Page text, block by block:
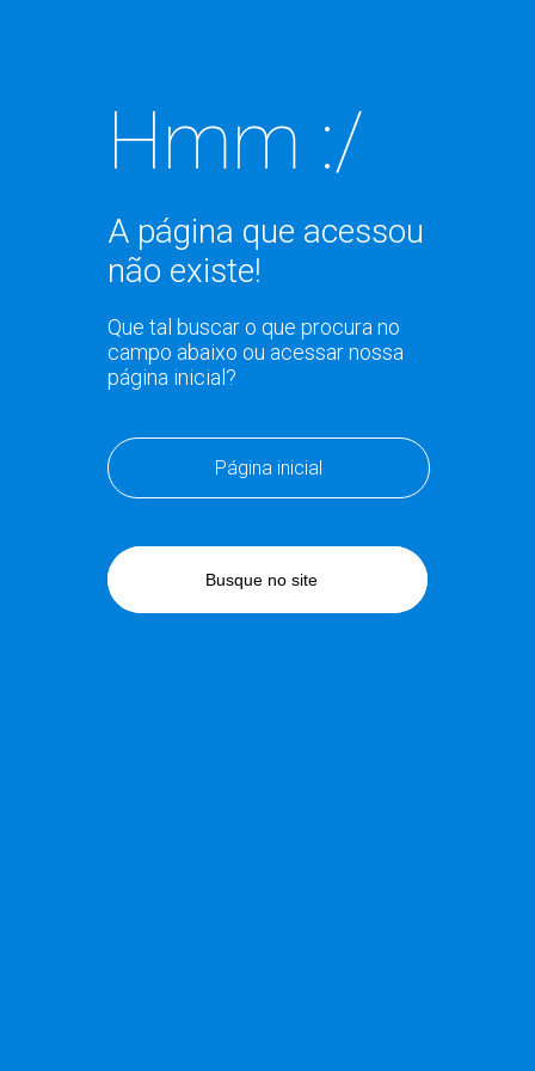
Hmm :/
A página que acessou
não existe!
Que tal buscar o que procura no
campo abaixo ou acessar nossa
página inicial?
Página inicial